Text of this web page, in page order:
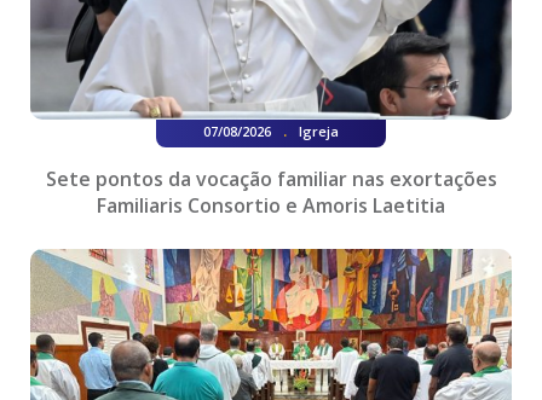
07/08/2026 . Igreja
Sete pontos da vocação familiar nas exortações
Familiaris Consortio e Amoris Laetitia